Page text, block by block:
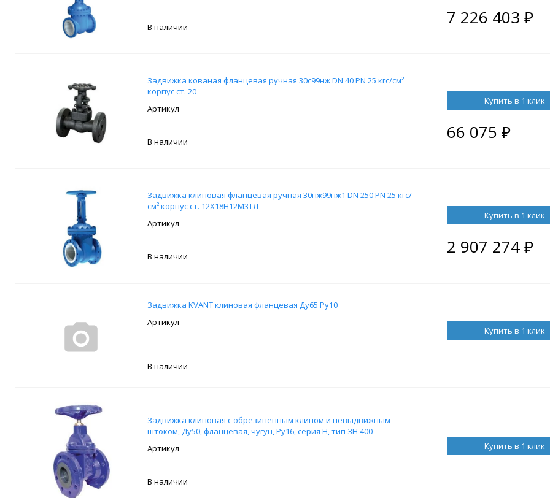
В наличии 7 226 403₽
Задвижка кованая фланцевая ручная 30с99нж DN 40 PN 25 кгс/см²
корпус ст. 20
В наличии
Купить в 1 клик
66 075₽
Задвижка клиновая фланцевая ручная 30нж99нж1 DN 250 PN 25 кгс/
см² корпус ст. 12Х18Н12М3ТЛ
В наличии
Купить в 1 клик
2 907 274₽
Задвижка KVANT клиновая фланцевая Ду65 Ру10
В наличии
Купить в 1 клик
Задвижка клиновая с обрезиненным клином и невыдвижным
штоком, Ду50, фланцевая, чугун, Ру16, серия Н, тип ЗН 400
В наличии
Купить в 1 клик